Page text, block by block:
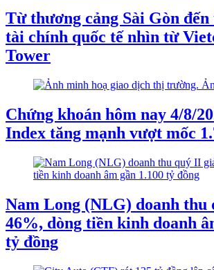
Từ thương cảng Sài Gòn
tài chính quốc tế nhìn từ
Tower
Chứng khoán hôm nay 4/8/
Index tăng mạnh vượt mốc
Nam Long (NLG) doanh thu
46%, dòng tiền kinh doanh
tỷ đồng